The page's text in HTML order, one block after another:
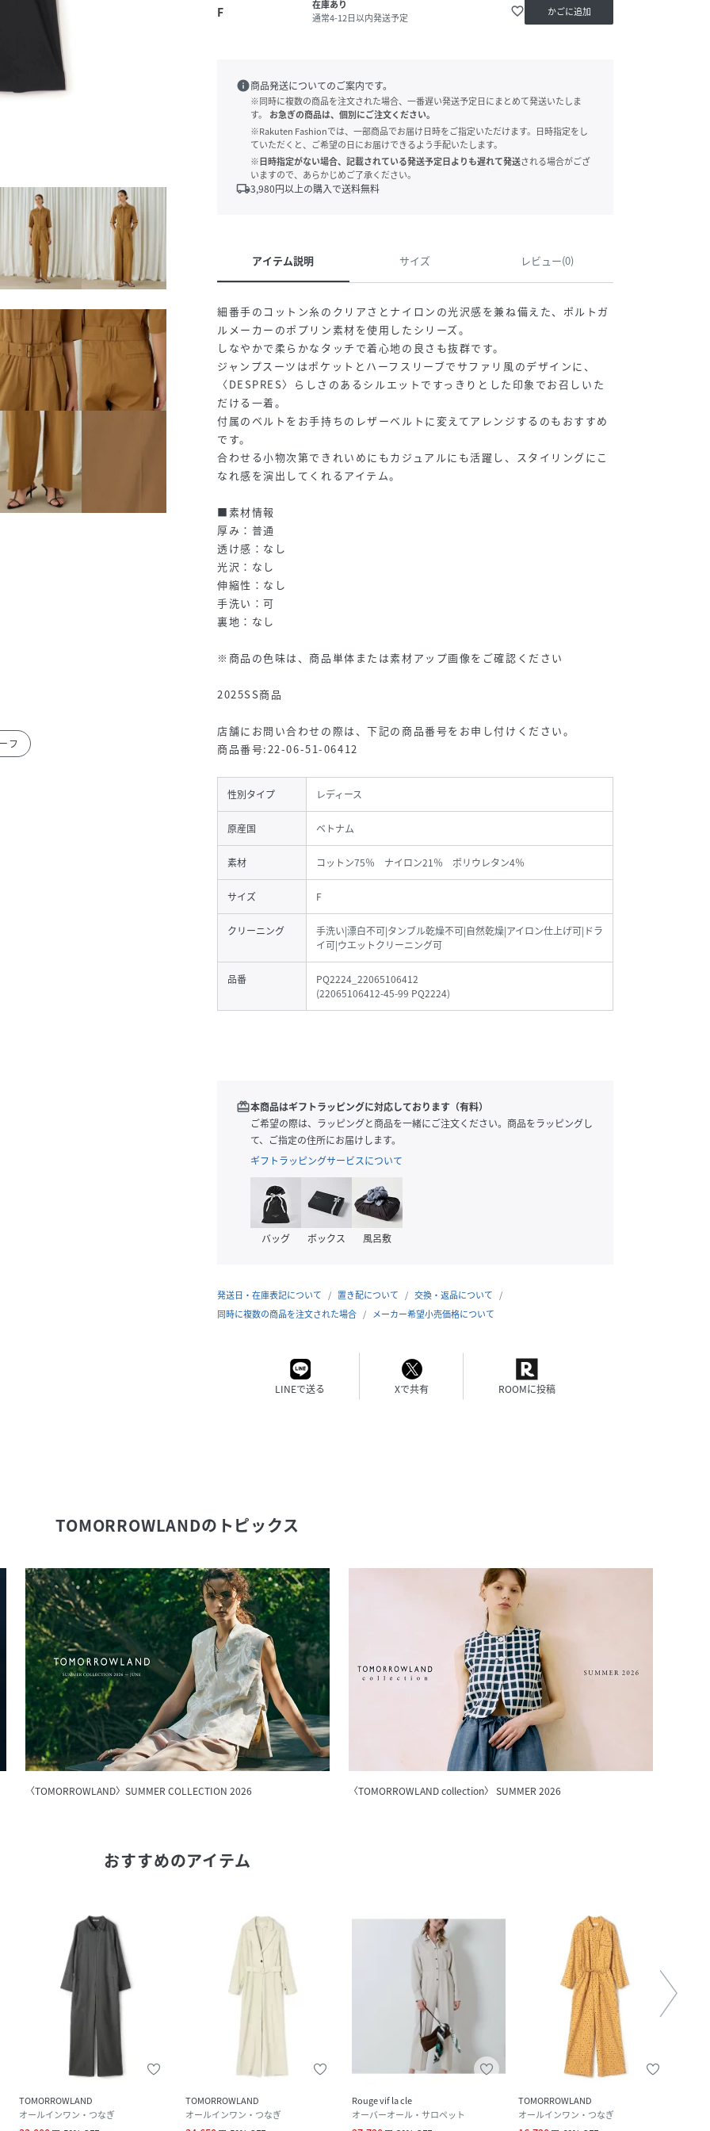
フ
F
在庫あり
通常4-12日以内発送予定
favorite_border かごに追加
info商品発送についてのご案内です。
※同時に複数の商品を注文された場合、一番遅い発送予定日にまとめて発送いたしま
す。
お急ぎの商品は、個別にご注文ください。
※Rakuten Fashionでは、一部商品でお届け日時をご指定いただけます。日時指定をし
ていただくと、ご希望の日にお届けできるよう手配いたします。
※日時指定がない場合、記載されている発送予定日よりも遅れて発送される場合がござ
いますので、あらかじめご了承ください。
local_shipping3,980円以上の購入で送料無料
アイテム説明 サイズ レビュー(0)
細番手のコットン糸のクリアさとナイロンの光沢感を兼ね備えた、ポルトガ
ルメーカーのポプリン素材を使用したシリーズ。
しなやかで柔らかなタッチで着心地の良さも抜群です。
ジャンプスーツはポケットとハーフスリーブでサファリ風のデザインに、
〈DESPRES〉らしさのあるシルエットですっきりとした印象でお召しいた
だける一着。
付属のベルトをお手持ちのレザーベルトに変えてアレンジするのもおすすめ
です。
合わせる小物次第できれいめにもカジュアルにも活躍し、スタイリングにこ
なれ感を演出してくれるアイテム。
■素材情報
厚み：普通
透け感：なし
光沢：なし
伸縮性：なし
手洗い：可
裏地：なし
※商品の色味は、商品単体または素材アップ画像をご確認ください
2025SS商品
店舗にお問い合わせの際は、下記の商品番号をお申し付けください。
商品番号:22-06-51-06412
性別タイプ レディース
原産国 ベトナム
素材 コットン75％ ナイロン21％ ポリウレタン4％
サイズ F
クリーニング
手洗い|漂白不可|タンブル乾燥不可|自然乾燥|アイロン仕上げ可|ドラ
イ可|ウエットクリーニング可
品番
PQ2224_22065106412
(22065106412-45-99 PQ2224)
redeem本商品はギフトラッピングに対応しております（有料）
ご希望の際は、ラッピングと商品を一緒にご注文ください。商品をラッピングし
て、ご指定の住所にお届けします。
ギフトラッピングサービスについて
バッグ ボックス 風呂敷
発送日・在庫表記について 置き配について
交換・返品について
同時に複数の商品を注文された場合
メーカー希望小売価格について
LINEで送る Xで共有 ROOMに投稿
TOMORROWLANDのトピックス
〈TOMORROWLAND〉SUMMER COLLECTION 2026 〈TOMORROWLAND collection〉 SUMMER 2026
おすすめのアイテム
TOMORROWLAND
オールインワン・つなぎ
TOMORROWLAND
オールインワン・つなぎ
Rouge vif la cle
オーバーオール・サロペット
TOMORROWLAND
オールインワン・つなぎ